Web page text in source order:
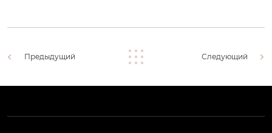
Предыдущий Следующий